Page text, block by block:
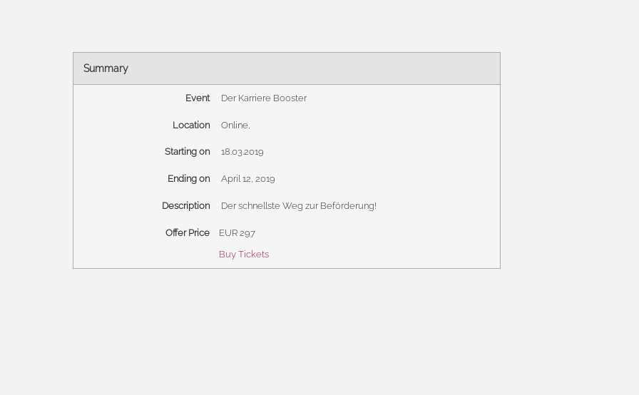
Summary
Event Der Karriere Booster
Location Online,
Starting on 18.03.2019
Ending on April 12, 2019
Description Der schnellste Weg zur Beförderung!
Offer Price EUR297
Buy Tickets